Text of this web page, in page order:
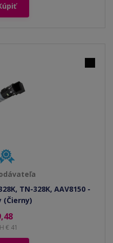
TN-328K, AAV8150 -
(Čierny)
€ 41